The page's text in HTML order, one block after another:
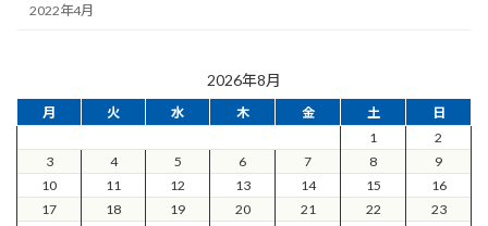
2022年4月
2026年8月
月 火 水 木 金 土
日
1
2
3
4 5 6 7 8
9
10
11 12 13 14 15
16
17
18 19 20 21 22
23